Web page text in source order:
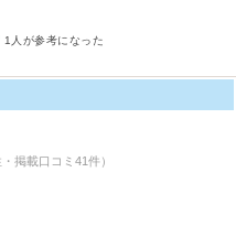
1人が参考になった
掲載口コミ41件）